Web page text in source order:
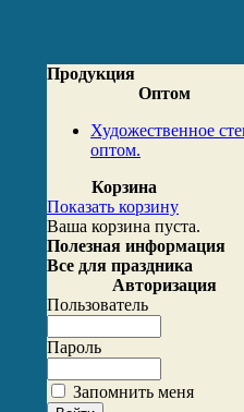
Продукция
Оптом
Художественное
оптом.
Корзина
Показать корзину
Ваша корзина пуста.
Полезная информация
Все для праздника
Авторизация
Пользователь
Пароль
Запомнить меня